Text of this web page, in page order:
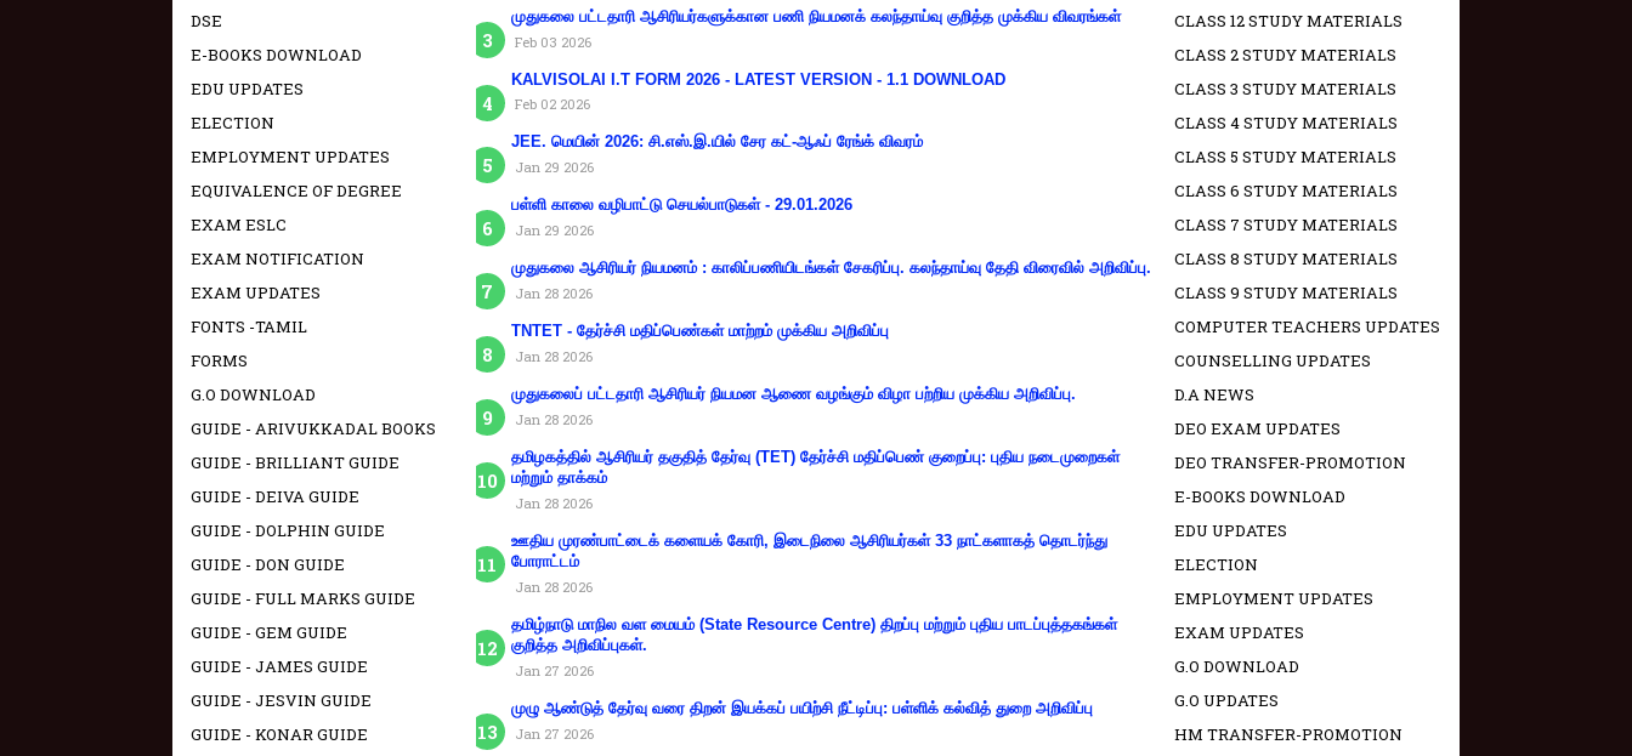
முதுகலை பட்டதாரி ஆசிரியர்களுக்கான பணி நியமனக் கலந்தாய்வு குறித்த முக்கிய விவரங்கள்
Feb 03 2026
KALVISOLAI I.T FORM 2026 - LATEST VERSION - 1.1 DOWNLOAD
Feb 02 2026
JEE. மெயின் 2026: சி.எஸ்.இ.யில் சேர கட்-ஆஃப் ரேங்க் விவரம்
Jan 29 2026
பள்ளி காலை வழிபாட்டு செயல்பாடுகள் - 29.01.2026
Jan 29 2026
முதுகலை ஆசிரியர் நியமனம் : காலிப்பணியிடங்கள் சேகரிப்பு. கலந்தாய்வு தேதி விரைவில் அறிவிப்பு.
Jan 28 2026
TNTET - தேர்ச்சி மதிப்பெண்கள் மாற்றம் முக்கிய அறிவிப்பு
Jan 28 2026
முதுகலைப் பட்டதாரி ஆசிரியர் நியமன ஆணை வழங்கும் விழா பற்றிய முக்கிய அறிவிப்பு.
Jan 28 2026
தமிழகத்தில் ஆசிரியர் தகுதித் தேர்வு (TET) தேர்ச்சி மதிப்பெண் குறைப்பு: புதிய நடைமுறைகள்
மற்றும் தாக்கம்
Jan 28 2026
ஊதிய முரண்பாட்டைக் களையக் கோரி, இடைநிலை ஆசிரியர்கள் 33 நாட்களாகத் தொடர்ந்து
போராட்டம்
Jan 28 2026
தமிழ்நாடு மாநில வள மையம் (State Resource Centre) திறப்பு மற்றும் புதிய பாடப்புத்தகங்கள்
குறித்த அறிவிப்புகள்.
Jan 27 2026
முழு ஆண்டுத் தேர்வு வரை திறன் இயக்கப் பயிற்சி நீட்டிப்பு: பள்ளிக் கல்வித் துறை அறிவிப்பு
Jan 27 2026
DSE
E-BOOKS DOWNLOAD
EDU UPDATES
ELECTION
EMPLOYMENT UPDATES
EQUIVALENCE OF DEGREE
EXAM ESLC
EXAM NOTIFICATION
EXAM UPDATES
FONTS -TAMIL
FORMS
G.O DOWNLOAD
GUIDE - ARIVUKKADAL BOOKS
GUIDE - BRILLIANT GUIDE
GUIDE - DEIVA GUIDE
GUIDE - DOLPHIN GUIDE
GUIDE - DON GUIDE
GUIDE - FULL MARKS GUIDE
GUIDE - GEM GUIDE
GUIDE - JAMES GUIDE
GUIDE - JESVIN GUIDE
GUIDE - KONAR GUIDE
CLASS 12 STUDY MATERIALS
CLASS 2 STUDY MATERIALS
CLASS 3 STUDY MATERIALS
CLASS 4 STUDY MATERIALS
CLASS 5 STUDY MATERIALS
CLASS 6 STUDY MATERIALS
CLASS 7 STUDY MATERIALS
CLASS 8 STUDY MATERIALS
CLASS 9 STUDY MATERIALS
COMPUTER TEACHERS UPDATES
COUNSELLING UPDATES
D.A NEWS
DEO EXAM UPDATES
DEO TRANSFER-PROMOTION
E-BOOKS DOWNLOAD
EDU UPDATES
ELECTION
EMPLOYMENT UPDATES
EXAM UPDATES
G.O DOWNLOAD
G.O UPDATES
HM TRANSFER-PROMOTION